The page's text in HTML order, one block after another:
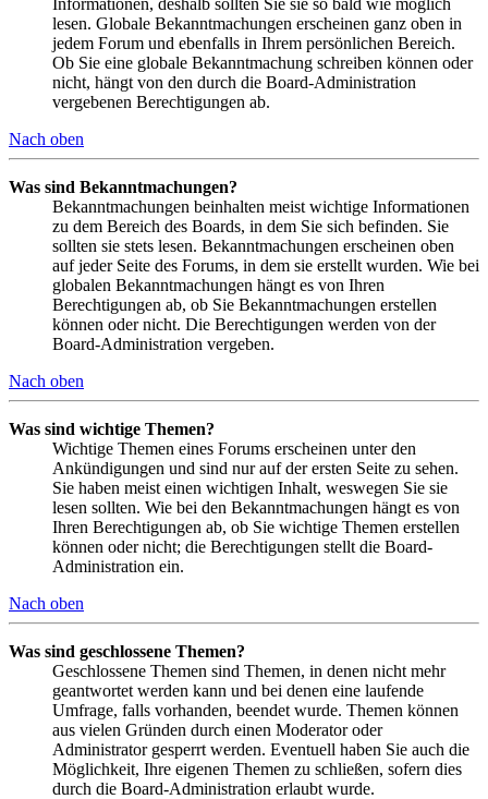
lesen. Globale Bekanntmachungen erscheinen ganz oben in
jedem Forum und ebenfalls in Ihrem persönlichen Bereich.
Ob Sie eine globale Bekanntmachung schreiben können oder
nicht, hängt von den durch die Board-Administration
vergebenen Berechtigungen ab.
Nach oben
Was sind Bekanntmachungen?
Bekanntmachungen beinhalten meist wichtige Informationen
zu dem Bereich des Boards, in dem Sie sich befinden. Sie
sollten sie stets lesen. Bekanntmachungen erscheinen oben
auf jeder Seite des Forums, in dem sie erstellt wurden. Wie bei
globalen Bekanntmachungen hängt es von Ihren
Berechtigungen ab, ob Sie Bekanntmachungen erstellen
können oder nicht. Die Berechtigungen werden von der
Board-Administration vergeben.
Nach oben
Was sind wichtige Themen?
Wichtige Themen eines Forums erscheinen unter den
Ankündigungen und sind nur auf der ersten Seite zu sehen.
Sie haben meist einen wichtigen Inhalt, weswegen Sie sie
lesen sollten. Wie bei den Bekanntmachungen hängt es von
Ihren Berechtigungen ab, ob Sie wichtige Themen erstellen
können oder nicht; die Berechtigungen stellt die Board-
Administration ein.
Nach oben
Was sind geschlossene Themen?
Geschlossene Themen sind Themen, in denen nicht mehr
geantwortet werden kann und bei denen eine laufende
Umfrage, falls vorhanden, beendet wurde. Themen können
aus vielen Gründen durch einen Moderator oder
Administrator gesperrt werden. Eventuell haben Sie auch die
Möglichkeit, Ihre eigenen Themen zu schließen, sofern dies
durch die Board-Administration erlaubt wurde.